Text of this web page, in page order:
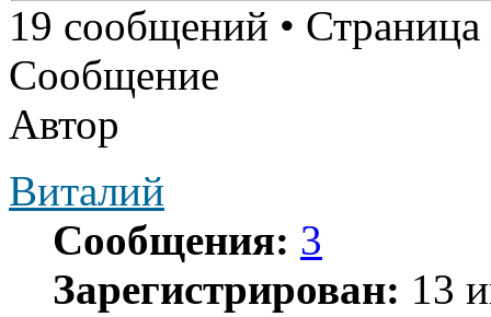
19 сообщений • Страница
Сообщение
Автор
Виталий
Сообщения: 3
Зарегистрирован: 13